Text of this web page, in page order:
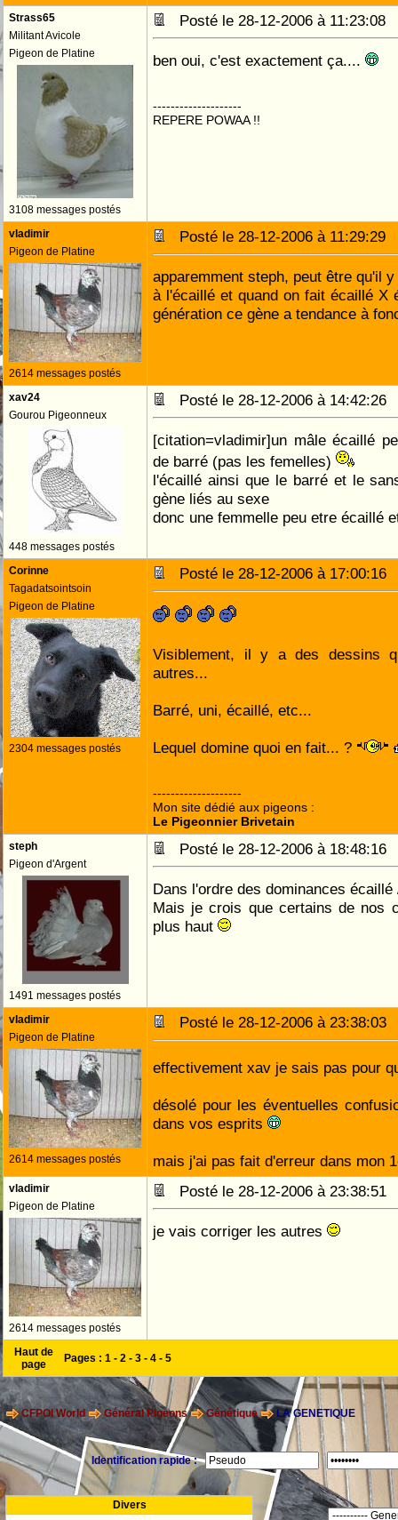
Strass65
Militant Avicole
Pigeon de Platine
3108 messages postés
Posté le 28-12-2006 à 11:23:08
ben oui, c'est exactement ça....
--------------------
REPERE POWAA !!
vladimir
Pigeon de Platine
2614 messages postés
Posté le 28-12-2006 à 11:29:29
apparemment steph, peut être qu'il
à l'écaillé et quand on fait écaillé X
génération ce gène a tendance à
xav24
Gourou Pigeonneux
448 messages postés
Posté le 28-12-2006 à
[citation=vladimir]un mâle écaillé
de barré (pas les femelles)
l'écaillé ainsi que le barré et le
gène liés au sexe
donc une femmelle peu etre écaillé
Corinne
Tagadatsointsoin
Pigeon de Platine
2304 messages postés
Posté le 28-12-2006 à
Visiblement, il y a des dessins
autres...
Barré, uni, écaillé, etc...
Lequel domine quoi en fait... ?
--------------------
Mon site dédié aux pigeons :
Le Pigeonnier Brivetain
steph
Pigeon d'Argent
1491 messages postés
Posté le 28-12-2006 à
Dans l'ordre des dominances
Mais je crois que certains de nos
plus haut
vladimir
Pigeon de Platine
2614 messages postés
Posté le 28-12-2006 à
effectivement xav je sais pas pour
désolé pour les éventuelles
dans vos esprits
mais j'ai pas fait d'erreur dans mon
vladimir
Pigeon de Platine
2614 messages postés
Posté le 28-12-2006 à
je vais corriger les autres
Haut de
page
Pages : 1 - 2 - 3 - 4 - 5
CFPOI World Général Pigeons Génétique LA GENETIQUE
Identification rapide :
Divers